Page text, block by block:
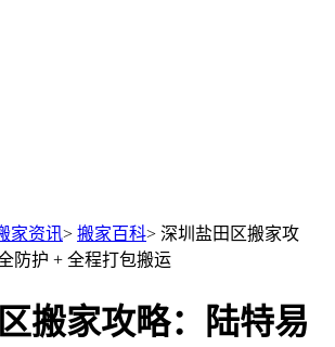
家资讯> 搬家百科> 深圳盐田区搬家攻
防护 + 全程打包搬运
搬家攻略：陆特易